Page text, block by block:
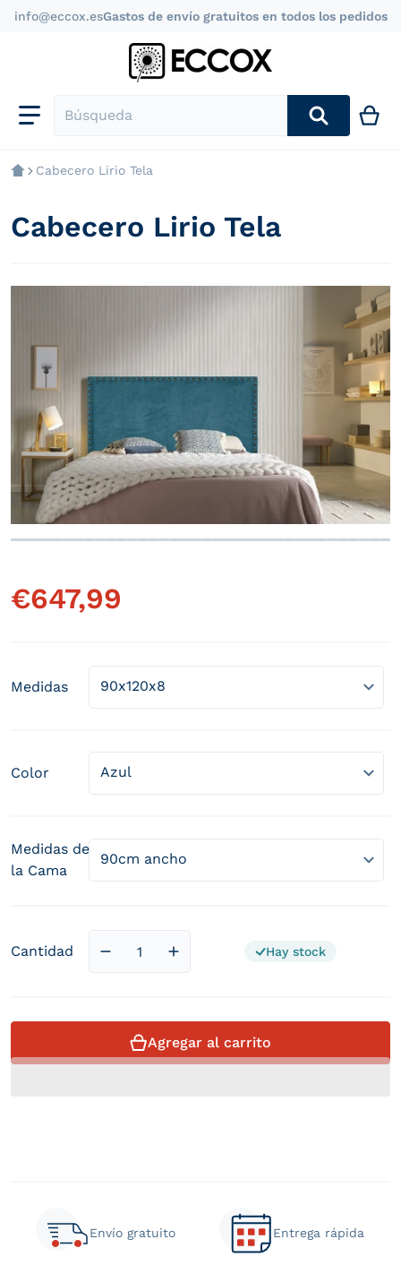
info@eccox.esGastos de envío gratuitos en todos los pedidos
Búsqueda
Cabecero Lirio Tela
files/cabecero-lirio-de-tela-nido_a55fb1c0-9ae2-4a4d-
Abrir elemento multimedia
Cabecero Lirio Tela
€647,99
Medidas
Color
Medidas de
la Cama
Cantidad
Reducir cantidad para Cabecero Lirio Tela
Aumentar cantidad para
Hay stock
Agregar al carrito
Envío gratuito Entrega rápida